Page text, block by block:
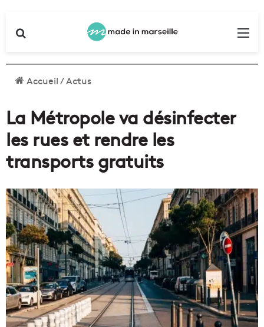
Accueil/Actus
La Métropole va désinfecter
les rues et rendre les
transports gratuits